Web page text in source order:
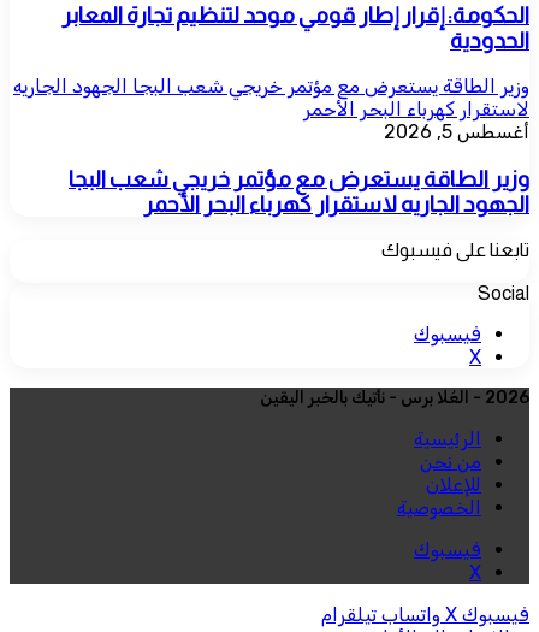
الحكومة: إقرار إطار قومي موحد لتنظيم تجارة المعابر
الحدودية
وزير الطاقة يستعرض مع مؤتمر خريجي شعب البجا الجهود الجاريه
لاستقرار كهرباء البحر الأحمر
أغسطس 5, 2026
وزير الطاقة يستعرض مع مؤتمر خريجي شعب البجا
الجهود الجاريه لاستقرار كهرباء البحر الأحمر
تابعنا على فيسبوك
Social
فيسبوك
‫X
2026 - العُلا برس - نأتيك بالخبر اليقين
الرئيسية
من نحن
للإعلان
الخصوصية
فيسبوك
‫X
فيسبوك ‫X واتساب تيلقرام